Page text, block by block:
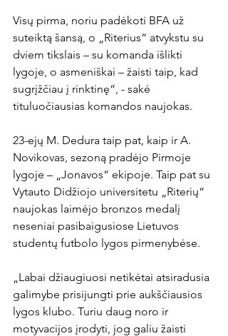
Visų pirma, noriu padėkoti BFA už
suteiktą šansą, o „Riterius“ atvykstu su
dviem tikslais – su komanda išlikti
lygoje, o asmeniškai – žaisti taip, kad
sugrįžčiau į rinktinę“, - sakė
tituluočiausias komandos naujokas.
23-ejų M. Dedura taip pat, kaip ir A.
Novikovas, sezoną pradėjo Pirmoje
lygoje – „Jonavos“ ekipoje. Taip pat su
Vytauto Didžiojo universitetu „Riterių“
naujokas laimėjo bronzos medalį
neseniai pasibaigusiose Lietuvos
studentų futbolo lygos pirmenybėse.
„Labai džiaugiuosi netikėtai atsiradusia
galimybe prisijungti prie aukščiausios
lygos klubo. Turiu daug noro ir
motyvacijos įrodyti, jog galiu žaisti